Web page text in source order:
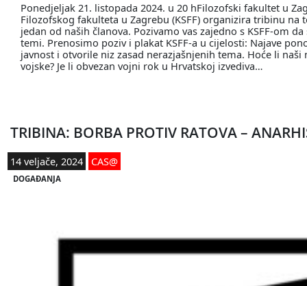
Ponedjeljak 21. listopada 2024. u 20 hFilozofski fakultet u
Filozofskog fakulteta u Zagrebu (KSFF) organizira tribinu
jedan od naših članova. Pozivamo vas zajedno s KSFF-om
temi. Prenosimo poziv i plakat KSFF-a u cijelosti: Najave
javnost i otvorile niz zasad nerazjašnjenih tema. Hoće li
vojske? Je li obvezan vojni rok u Hrvatskoj izvediva…
TRIBINA: BORBA PROTIV RATOVA –
14 veljače, 2024 CAS@
DOGAĐANJA